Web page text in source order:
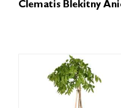
Clematis Blekitny